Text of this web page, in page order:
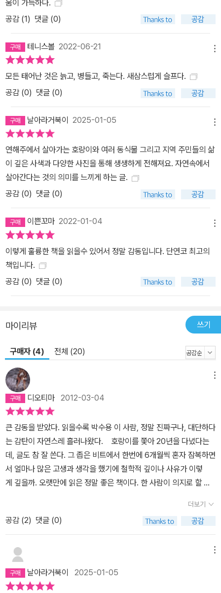
움이 가득하다.
공감 (1) 댓글 (0)
테니스볼 2022-06-21
모든 태어난 것은 늙고, 병들고, 죽는다. 새삼스럽게 슬프다.
공감 (0) 댓글 (0)
날아라거북이 2025-01-05
연해주에서 살아가는 호랑이와 여러 동식물 그리고 지역 주민들의 삶
이 깊은 사색과 다양한 사진을 통해 생생하게 전해져요. 자연속에서
살아간다는 것의 의미를 느끼게 하는 글.
공감 (0) 댓글 (0)
이쁜꼬마 2022-01-04
이렇게 훌륭한 책을 읽을수 있어서 정말 감동입니다. 단연코 최고의
책입니다.
공감 (0) 댓글 (0)
마이리뷰 쓰기
구매자 (4) 전체 (20)
디오티마 2012-03-04
큰 감동을 받았다. 읽을수록 박수용 이 사람, 정말 진짜구나, 대단하다
는 감탄이 자연스레 흘러나왔다. 호랑이를 쫓아 20년을 다녔다는
데, 글도 참 잘 쓴다. 그 좁은 비트에서 한번에 6개월씩 혼자 잠복하면
서 얼마나 많은 고생과 생각을 했기에 철학적 깊이나 사유가 이렇
게 깊을까. 오랫만에 읽은 정말 좋은 책이다. 한 사람이 의지로 할 수
피와 땀으로 얼룩진 진정한 논픽션이다. 그가 느끼고 만난 자연이 사
진처럼 세밀하게 그려진다. 자연과 동화되었다는 표현이 딱 맞다. 블
러디메리 가족의 3대에 걸친 이야기는 마음이 찡하고 안타깝다. 인간
이 더 이상 추해지면 안 되는데, 탐욕을 거둬야 하는데... 박수용 감독
심으로 응원한다.
더보기
공감 (2) 댓글 (0)
날아라거북이 2025-01-05